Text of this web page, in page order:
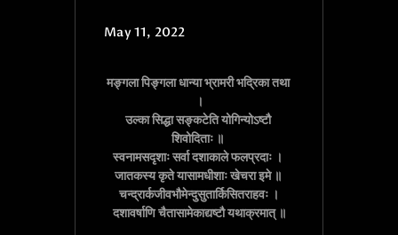
May 11, 2022
मङ्गला पिङ्गला धान्या भ्रामरी भद्रिका तथा
।
उल्का सिद्धा सङ्कटेति योगिन्योऽष्टौ
शिवोदिताः ॥
स्वनामसदृशाः सर्वा दशाकाले फलप्रदाः ।
जातकस्य कृते यासामधीशाः खेचरा इमे ॥
चन्द्रार्कजीवभौमेन्दुसुतार्किसितराहवः ।